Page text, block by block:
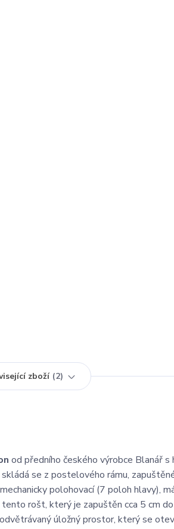
zboží 2
od předního českého výrobce Blanář
se z postelového rámu,
polohovací (7 poloh hlavy),
tento rošt, který je zapuštěn cca 5 cm
úložný prostor, který se